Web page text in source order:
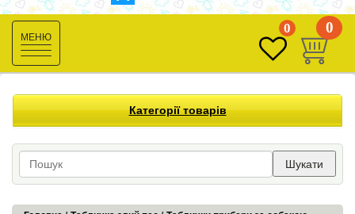
Toggle
navigation
0 0
Категорії товарів
Шукати